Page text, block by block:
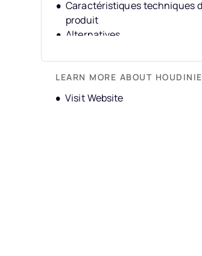
Caractéristiques techniques
produit
Alternatives
Historique de l’entreprise
LEARN MORE ABOUT
Visit Website
Opens new window